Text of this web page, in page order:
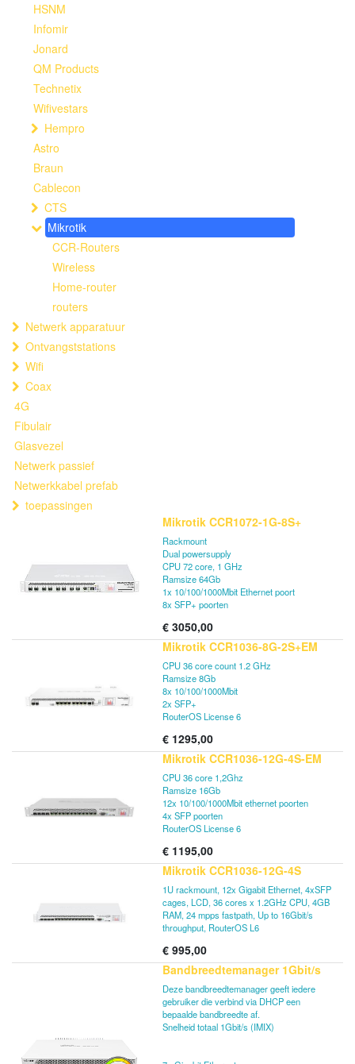
HSNM
Infomir
Jonard
QM Products
Technetix
Wifivestars
Hempro
Astro
Braun
Cablecon
CTS
Mikrotik
CCR-Routers
Wireless
Home-router
routers
Netwerk apparatuur
Ontvangststations
Wifi
Coax
4G
Fibulair
Glasvezel
Netwerk passief
Netwerkkabel prefab
toepassingen
Mikrotik CCR1072-1G-8S+
Rackmount
Dual powersupply
CPU 72 core, 1 GHz
Ramsize 64Gb
1x 10/100/1000Mbit Ethernet poort
8x SFP+ poorten
€ 3050,00
Mikrotik CCR1036-8G-2S+EM
CPU 36 core count 1.2 GHz
Ramsize 8Gb
8x 10/100/1000Mbit
2x SFP+
RouterOS License 6
€ 1295,00
Mikrotik CCR1036-12G-4S-EM
CPU 36 core 1,2Ghz
Ramsize 16Gb
12x 10/100/1000Mbit ethernet poorten
4x SFP poorten
RouterOS License 6
€ 1195,00
Mikrotik CCR1036-12G-4S
1U rackmount, 12x Gigabit Ethernet, 4xSFP
cages, LCD, 36 cores x 1.2GHz CPU, 4GB
RAM, 24 mpps fastpath, Up to 16Gbit/s
throughput, RouterOS L6
€ 995,00
Bandbreedtemanager 1Gbit/s
Deze bandbreedtemanager geeft iedere
gebruiker die verbind via DHCP een
bepaalde bandbreedte af.
Snelheid totaal 1Gbit/s (IMIX)